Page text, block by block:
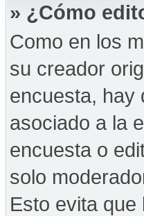
» ¿Cómo
Como en los
su creador
encuesta, hay
asociado a la
encuesta o
solo
Esto evita